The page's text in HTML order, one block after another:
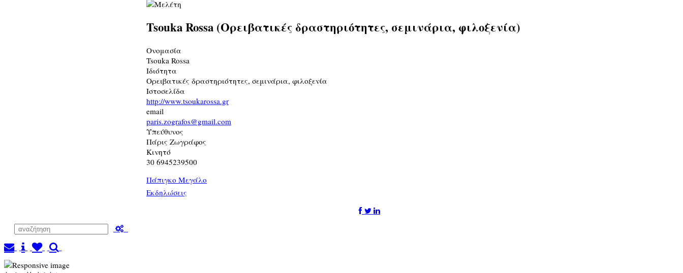
Tsouka Rossa (Ορειβατικές δραστηριότητες, σεμινάρια, φιλοξενία)
Ονομασία
Tsouka Rossa
Ιδιότητα
Ορειβατικές δραστηριότητες, σεμινάρια, φιλοξενία
Ιστοσελίδα
http://www.tsoukarossa.gr
email
paris.zografos@gmail.com
Υπεύθυνος
Πάρις Ζωγράφος
Κινητό
30 6945239500
Πάπιγκο Μεγάλο
Εκδηλώσεις